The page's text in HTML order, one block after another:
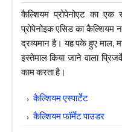
कैल्शियम प्रोपेनोएट का
प्रोपेनोइक एसिड का
द्रव्यमान है। यह पके हुए माल,
इस्तेमाल किया जाने वाला
काम करता है।
कैल्शियम एस्पार्टेट
कैल्शियम फॉर्मेट पाउडर